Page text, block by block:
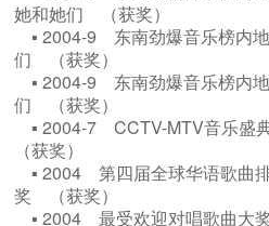
她和她们 （获奖）
▪ 2004-9 东南劲爆音乐榜内
们 （获奖）
▪ 2004-9 东南劲爆音乐榜内
们 （获奖）
▪ 2004-7 CCTV-MTV音乐盛
（获奖）
▪ 2004 第四届全球华语歌曲
奖 （获奖）
▪ 2004 最受欢迎对唱歌曲大